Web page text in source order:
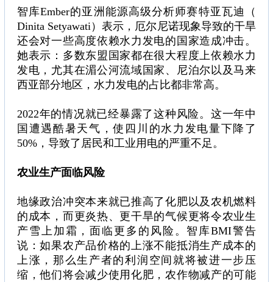
智库Ember的亚洲能源高级分析师赛特亚瓦迪（
Dinita Setyawati）表示，厄尔尼诺现象导致的干旱
还会对一些高度依赖水力发电的国家造成冲击。
她表示：多数东盟国家都在很大程度上依赖水力
发电，尤其在湄公河流域国家、尼泊尔以及马来
西亚部分地区，水力发电的占比都非常高。
2022年的情况就已经暴露了这种风险。这一年中
国遭遇酷暑天气，使四川的水力发电量下降了
50%，导致了居民和工业用电的严重不足。
农业生产面临风险
地缘政治冲突本来就已推高了化肥以及农机燃料
的成本，而更炎热、更干旱的气候更将令农业生
产雪上加霜，面临更多的风险。智库BMI警告
说：如果农产品价格的上涨不能抵消生产成本的
上涨，那么生产者的利润空间就将被进一步压
缩，他们将会减少使用化肥，农作物减产的可能